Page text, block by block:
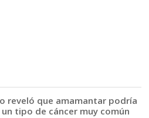
reveló que amamantar podría
tipo de cáncer muy común